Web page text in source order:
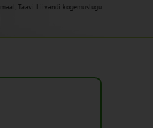
Taavi Liivandi kogemuslugu